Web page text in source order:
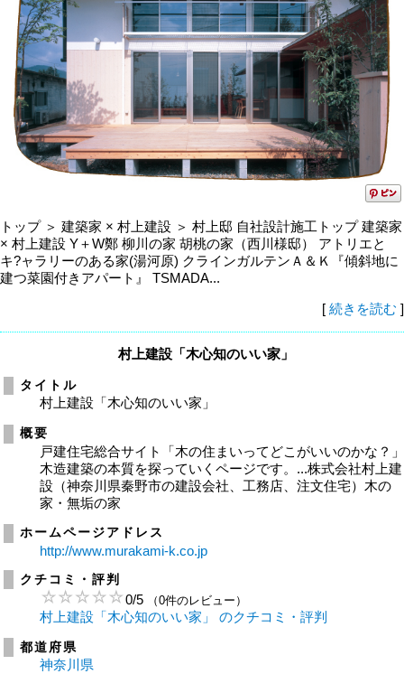
トップ ＞ 建築家 × 村上建設 ＞ 村上邸 自社設計施工トップ 建築家
× 村上建設 Y＋W鄭 柳川の家 胡桃の家（西川様邸） アトリエと
キ?ャラリーのある家(湯河原) クラインガルテンＡ＆Ｋ『傾斜地に
建つ菜園付きアパート』 TSMADA...
[ 続きを読む ]
村上建設「木心知のいい家」
タイトル
村上建設「木心知のいい家」
概要
戸建住宅総合サイト「木の住まいってどこがいいのかな？
木造建築の本質を探っていくページです。...株式会社村上建
設（神奈川県秦野市の建設会社、工務店、注文住宅）木の
家・無垢の家
ホームページアドレス
http://www.murakami-k.co.jp
クチコミ・評判
0/5 （0件のレビュー）
村上建設「木心知のいい家」 のクチコミ・評判
都道府県
神奈川県